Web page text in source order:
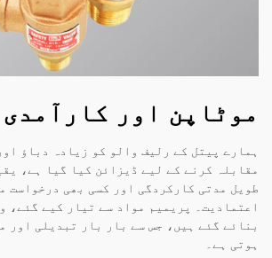
موٹاپن اور کارآمدی
ہمارے پیتل کے رلیف والو کو زیادہ دباؤ
مقابلہ کرنے کے لیے ڈیزائن کیا گیا ہے،
طویل مدتی کارکردگی اور کسی بھی درخواست
اعتمادیت۔ پریمیم مواد سے تیار کیے گئے،
بنائے گئے ہیں، جس سے بار بار تبدیلی اور
ہوتی ہے۔